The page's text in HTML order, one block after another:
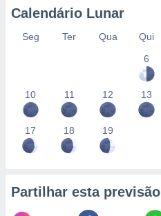
Calendário Lunar
Seg Ter Qua Qui
6
10 11 12 13
17 18 19
Partilhar esta previsão